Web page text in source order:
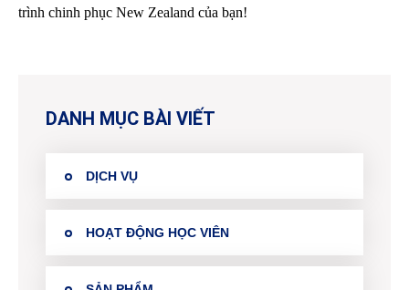
trình chinh phục New Zealand của bạn!
DANH MỤC BÀI VIẾT
DỊCH VỤ
HOẠT ĐỘNG HỌC VIÊN